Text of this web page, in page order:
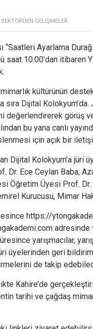
SEKTÖRDEN GELIŞMELER
Ayarlama
saat 10.00’dan
mimarlık kültürünün
sıra Dijital
değerlendirerek görüş
bu yana canlı
için açık bir
Dijital Kolokyum’a jüri
Dr. Ece Ceylan Baba;
Öğretim Üyesi Prof.
Kurucusu, Mimar
https://
adresinde
yarışmacılar,
geri bildirim
de takip
Kahire’de
tarihi ve çağdaş